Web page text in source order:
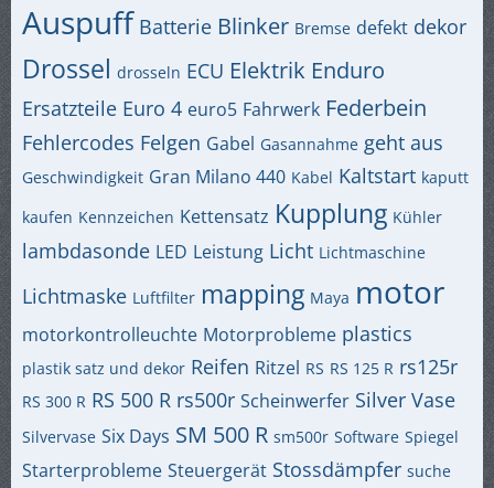
Auspuff Batterie Blinker Bremse defekt dekor
Drossel drosseln ECU Elektrik Enduro
Ersatzteile Euro 4 euro5 Fahrwerk Federbein
Fehlercodes Felgen Gabel Gasannahme geht aus
Geschwindigkeit Gran Milano 440 Kabel Kaltstart kaputt
kaufen Kennzeichen Kettensatz Kupplung Kühler
lambdasonde LED Leistung Licht Lichtmaschine
Lichtmaske Luftfilter mapping Maya motor
motorkontrolleuchte Motorprobleme plastics
plastik satz und dekor Reifen Ritzel RS RS 125 R rs125r
RS 300 R RS 500 R rs500r Scheinwerfer Silver Vase
Silvervase Six Days SM 500 R sm500r Software Spiegel
Starterprobleme Steuergerät Stossdämpfer suche